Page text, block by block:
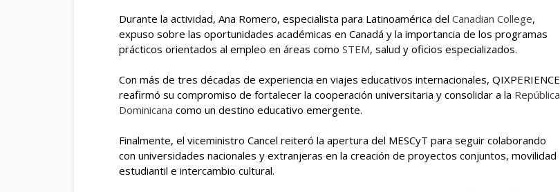
Durante la actividad, Ana Romero, especialista para Latinoamérica del Canadian College,
expuso sobre las oportunidades académicas en Canadá y la importancia de los programas
prácticos orientados al empleo en áreas como STEM, salud y oficios especializados.
Con más de tres décadas de experiencia en viajes educativos internacionales, QIXPERIENCE
reafirmó su compromiso de fortalecer la cooperación universitaria y consolidar a la República
Dominicana como un destino educativo emergente.
Finalmente, el viceministro Cancel reiteró la apertura del MESCyT para seguir colaborando
con universidades nacionales y extranjeras en la creación de proyectos conjuntos, movilidad
estudiantil e intercambio cultural.